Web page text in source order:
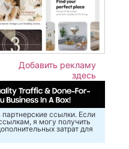
Добавить рекламу
здесь
ссылки. Если
я могу получить
затрат для